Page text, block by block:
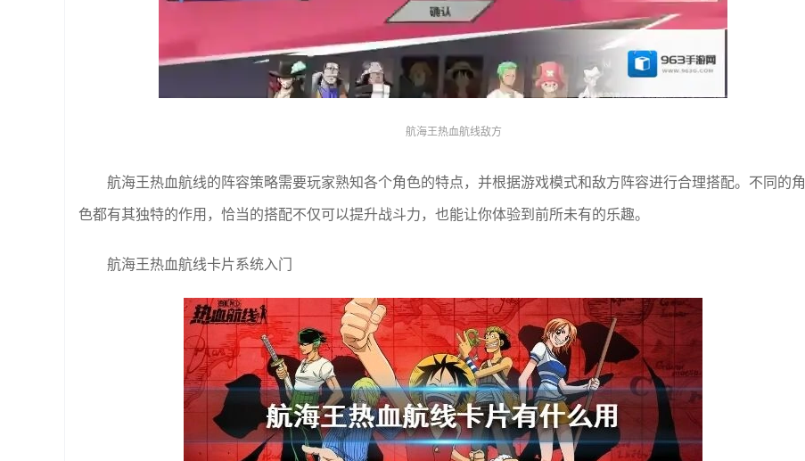
航海王热血航线敌方
航海王热血航线的阵容策略需要玩家熟知各个角色的特点，并根据游戏模式和敌方阵容进行合理搭配。不同的角
色都有其独特的作用，恰当的搭配不仅可以提升战斗力，也能让你体验到前所未有的乐趣。
航海王热血航线卡片系统入门